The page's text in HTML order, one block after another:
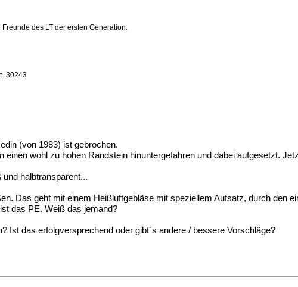
des LT der ersten Generation.
(von 1983) ist gebrochen.
einen wohl zu hohen Randstein hinuntergefahren und dabei aufgesetzt.
halbtransparent...
Das geht mit einem Heißluftgebläse mit speziellem Aufsatz, durch den
das PE. Weiß das jemand?
Ist das erfolgversprechend oder gibt´s andere / bessere Vorschläge?